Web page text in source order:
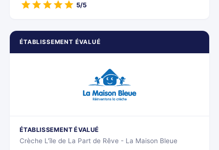
ÉTABLISSEMENT ÉVALUÉ
ÉTABLISSEMENT ÉVALUÉ
Crèche L'île de La Part de Rêve - La Maison Bleue
5/5